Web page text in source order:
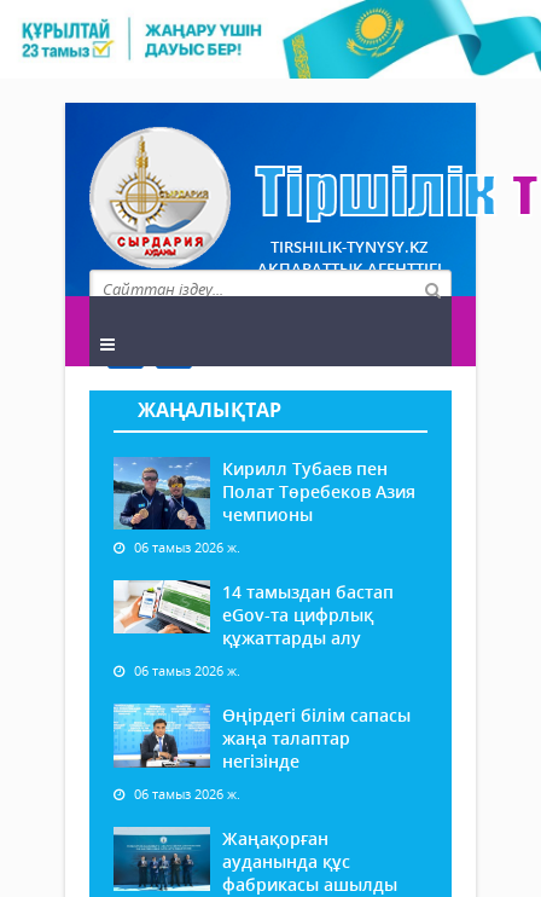
TIRSHILIK-TYNYSY.KZ
АҚПАРАТТЫҚ АГЕНТТІГІ
ЖАҢАЛЫҚТАР
Кирилл Тубаев пен
Полат Төребеков Азия
чемпионы
06 тамыз 2026 ж.
14 тамыздан бастап
еGov-та цифрлық
құжаттарды алу
06 тамыз 2026 ж.
Өңірдегі білім сапасы
жаңа талаптар
негізінде
06 тамыз 2026 ж.
Жаңақорған
ауданында құс
фабрикасы ашылды